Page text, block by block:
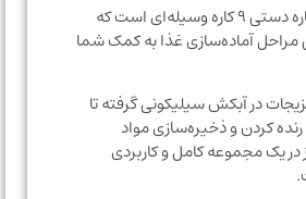
سالاد ساز همه کاره دستی ۹ کاره وسیله‌ای است که
آماده‌سازی غذا به کمک شما
آبکش سیلیکونی گرفته تا
و ذخیره‌سازی مواد
مجموعه کامل و کاربردی